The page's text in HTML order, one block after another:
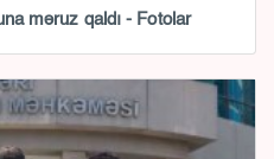
məruz qaldı - Fotolar